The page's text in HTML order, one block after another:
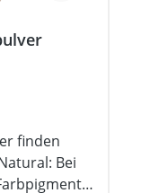
finden
Bei